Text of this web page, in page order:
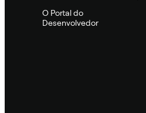
O Portal do
Desenvolvedor